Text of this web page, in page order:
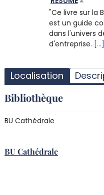
"Ce livre sur la
est un guide
dans l'univers
d'entreprise. [...]
Localisation
Bibliothèque
BU Cathédrale
BU Cathédrale